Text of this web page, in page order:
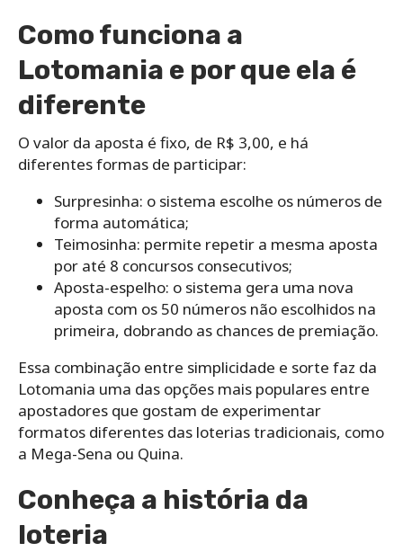
Como funciona a
Lotomania e por que ela é
diferente
O valor da aposta é fixo, de R$ 3,00, e há
diferentes formas de participar:
Surpresinha: o sistema escolhe os números de
forma automática;
Teimosinha: permite repetir a mesma aposta
por até 8 concursos consecutivos;
Aposta-espelho: o sistema gera uma nova
aposta com os 50 números não escolhidos na
primeira, dobrando as chances de premiação.
Essa combinação entre simplicidade e sorte faz da
Lotomania uma das opções mais populares entre
apostadores que gostam de experimentar
formatos diferentes das loterias tradicionais, como
a Mega-Sena ou Quina.
Conheça a história da
loteria